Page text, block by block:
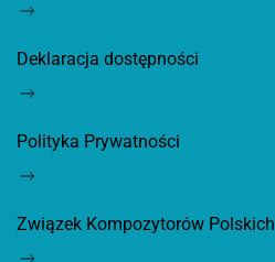
Deklaracja dostępności
Polityka Prywatności
Związek Kompozytorów Polskich